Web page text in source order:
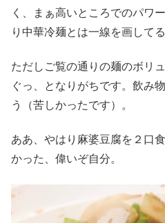
く、まぁ高いところでのパワ
り中華冷麺とは一線を画して
ただしご覧の通りの麺のボリ
ぐっ、となりがちです。飲み
う（苦しかったです）。
ああ、やはり麻婆豆腐を２口
かった、偉いぞ自分。